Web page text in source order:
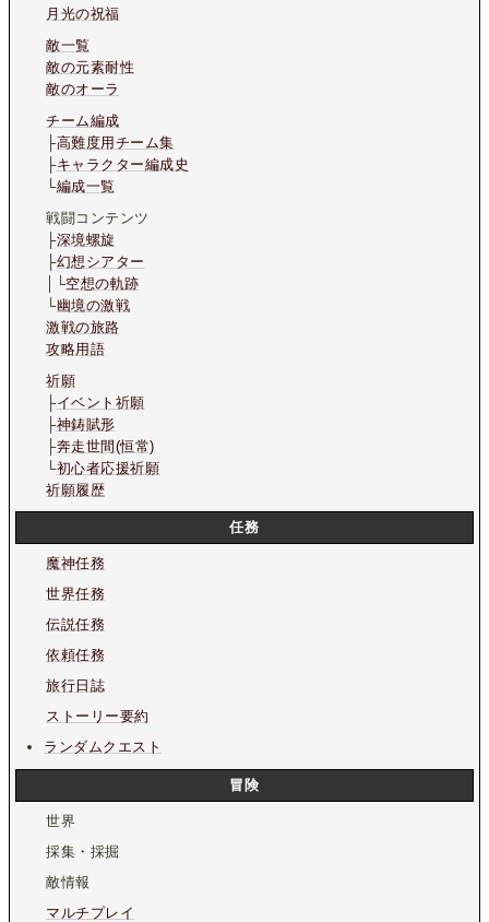
月光の祝福
敵一覧
敵の元素耐性
敵のオーラ
チーム編成
├高難度用チーム集
├キャラクター編成史
└編成一覧
戦闘コンテンツ
├深境螺旋
├幻想シアター
│└空想の軌跡
└幽境の激戦
激戦の旅路
攻略用語
祈願
├イベント祈願
├神鋳賦形
├奔走世間(恒常)
└初心者応援祈願
祈願履歴
任務
魔神任務
世界任務
伝説任務
依頼任務
旅行日誌
ストーリー要約
ランダムクエスト
冒険
世界
採集・採掘
敵情報
マルチプレイ